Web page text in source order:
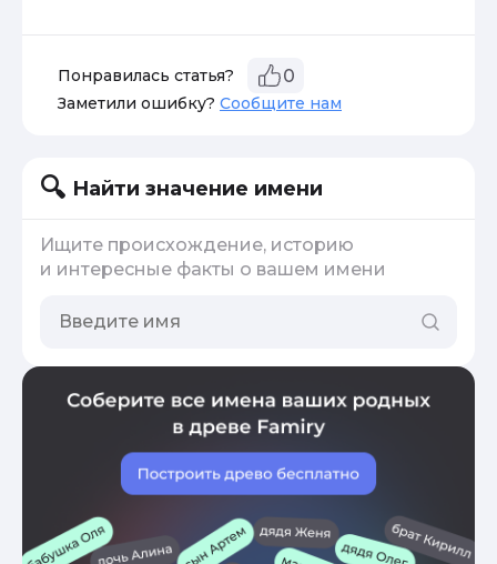
Понравилась статья? 0
Заметили ошибку? Сообщите нам
Найти значение имени
Ищите происхождение, историю
и интересные факты о вашем имени